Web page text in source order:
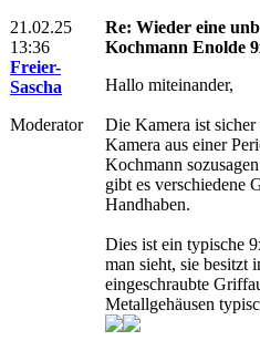
21.02.25
13:36
Freier-
Sascha
Moderator
Re: Wieder eine
Kochmann Enolde
Hallo miteinander,
Die Kamera ist
Kamera aus einer
Kochmann
gibt es verschiedene
Handhaben.
Dies ist ein typische
man sieht, sie besitzt
eingeschraubte
Metallgehäusen